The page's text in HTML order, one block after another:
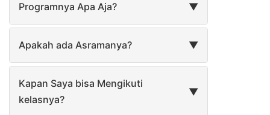
Programnya Apa Aja? ▼
Apakah ada Asramanya? ▼
Kapan Saya bisa Mengikuti
kelasnya?
▼